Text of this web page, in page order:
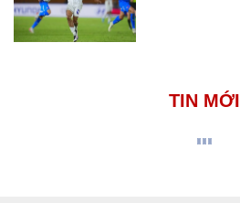
TIN MỚI